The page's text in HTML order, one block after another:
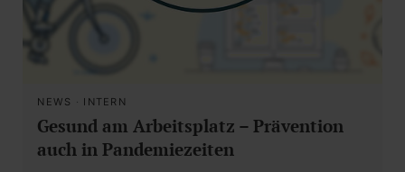
NEWS · INTERN
Gesund am Arbeitsplatz – Prävention
auch in Pandemiezeiten